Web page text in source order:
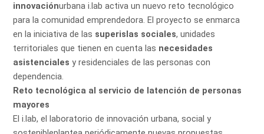
innovaciónurbana i.lab activa unnuevo reto tecnológico
para la comunidad emprendedora. El proyecto se enmarca
en la iniciativa de las superislas sociales, unidades
territoriales que tienen en cuenta las necesidades
asistenciales y residenciales de las personas con
dependencia.
Reto tecnológica al servicio de latención de personas
mayores
El i.lab, el laboratorio de innovación urbana, social y